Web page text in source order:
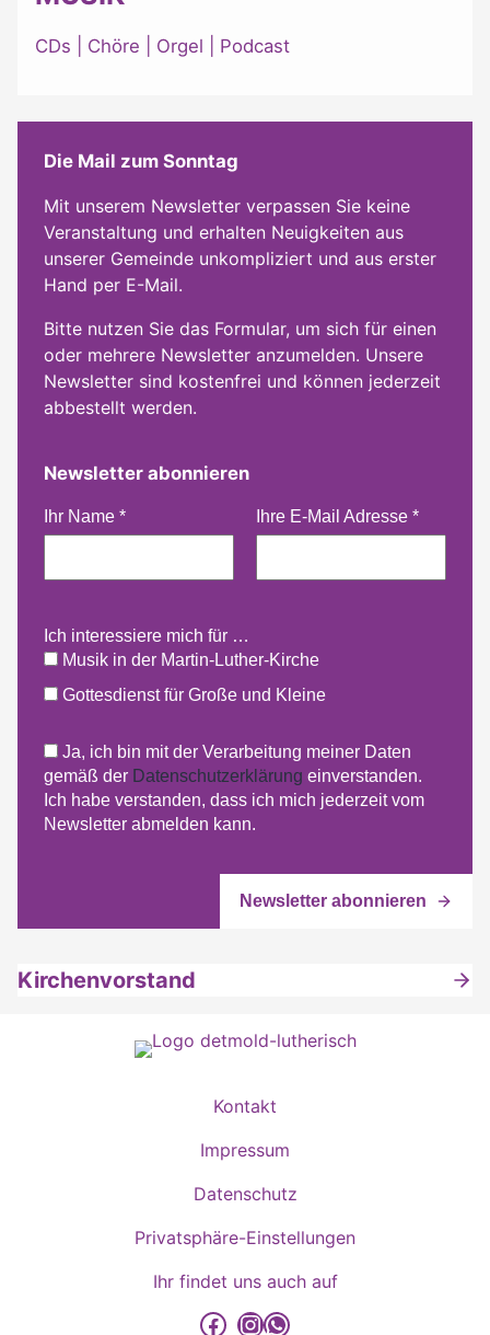
CDs Chöre Orgel Podcast
Die Mail zum Sonntag
Mit unserem Newsletter verpassen Sie keine
Veranstaltung und erhalten Neuigkeiten aus
unserer Gemeinde unkompliziert und aus erster
Hand per E-Mail.
Bitte nutzen Sie das Formular, um sich für einen
oder mehrere Newsletter anzumelden. Unsere
Newsletter sind kostenfrei und können jederzeit
abbestellt werden.
Newsletter abonnieren
Ihr Name * Ihre E-Mail Adresse *
Ich interessiere mich für …
Musik in der Martin-Luther-Kirche
Gottesdienst für Große und Kleine
Ja, ich bin mit der Verarbeitung meiner Daten
gemäß der Datenschutzerklärung einverstanden.
Ich habe verstanden, dass ich mich jederzeit vom
Newsletter abmelden kann.
Kirchenvorstand
Kontakt
Impressum
Datenschutz
Privatsphäre-Einstellungen
Ihr findet uns auch auf
detmold-lutherisch auf Facebook
detmold-lutherisch auf Instagram
detmold-lutherisch auf WhatsApp